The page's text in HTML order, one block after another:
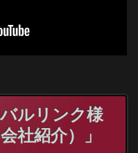
ルリンク様
社紹介）」